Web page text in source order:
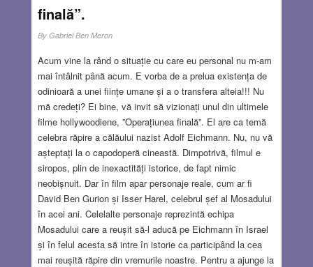
finală”.
By Gabriel Ben Meron
Acum vine la rând o situație cu care eu personal nu m-am
mai întâlnit până acum. E vorba de a prelua existența de
odinioară a unei ființe umane și a o transfera alteia!!! Nu
mă credeți? Ei bine, vă invit să vizionați unul din ultimele
filme hollywoodiene, ”Operațiunea finală”. El are ca temă
celebra răpire a călăului nazist Adolf Eichmann. Nu, nu vă
așteptați la o capodoperă cineastă. Dimpotrivă, filmul e
siropos, plin de inexactități istorice, de fapt nimic
neobișnuit. Dar în film apar personaje reale, cum ar fi
David Ben Gurion și Isser Harel, celebrul șef al Mosadului
în acei ani. Celelalte personaje reprezintă echipa
Mosadului care a reușit să-l aducă pe Eichmann în Israel
și în felul acesta să intre în istorie ca participând la cea
mai reușită răpire din vremurile noastre. Pentru a ajunge la